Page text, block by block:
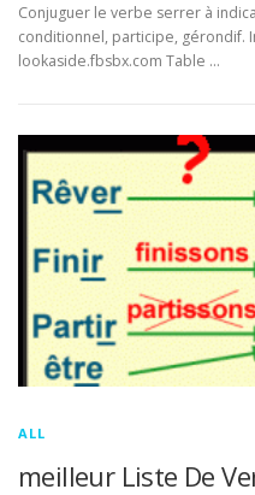
Conjuguer le verbe serrer à
conditionnel, participe, gérondif.
lookaside.fbsbx.com Table …
ALL
meilleur Liste De